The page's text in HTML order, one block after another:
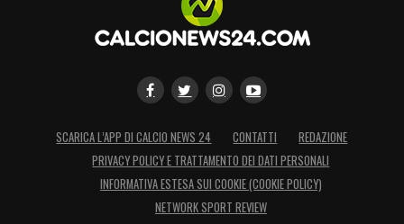
SCARICA L’APP DI CALCIO NEWS 24 CONTATTI
REDAZIONE
PRIVACY POLICY E TRATTAMENTO DEI DATI PERSONALI
INFORMATIVA ESTESA SUI COOKIE (COOKIE POLICY)
NETWORK SPORT REVIEW